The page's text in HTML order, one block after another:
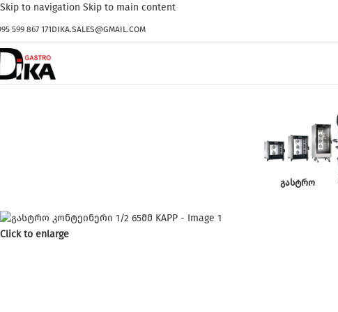
Skip to navigation Skip to main content
599 867 171DIKA.SALES@GMAIL.COM
ᲒᲐᲡᲢᲠᲝ
Click to enlarge